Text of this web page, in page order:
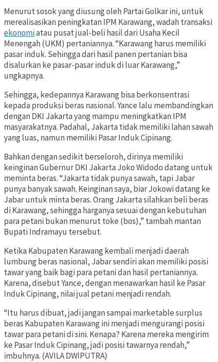
Menurut sosok yang diusung oleh Partai Golkar ini, untuk
merealisasikan peningkatan IPM Karawang, wadah transaksi
ekonomiatau pusat jual-beli hasil dari Usaha Kecil
Menengah (UKM) pertaniannya. “Karawang harus memiliki
pasar induk. Sehingga dari hasil panen pertanian bisa
disalurkan ke pasar-pasar induk di luar Karawang,”
ungkapnya.
Sehingga, kedepannya Karawang bisa berkonsentrasi
kepada produksi beras nasional. Yance lalu membandingkan
dengan DKI Jakarta yang mampu meningkatkan IPM
masyarakatnya. Padahal, Jakarta tidak memiliki lahan sawah
yang luas, namun memiliki Pasar Induk Cipinang.
Bahkan dengan sedikit berseloroh, dirinya memiliki
keinginan Gubernur DKI Jakarta Joko Widodo datang untuk
meminta beras. “Jakarta tidak punya sawah, tapi Jabar
punya banyak sawah. Keinginan saya, biar Jokowi datang ke
Jabar untuk minta beras. Orang Jakarta silahkan beli beras
di Karawang, sehingga harganya sesuai dengan kebutuhan
para petani bukan menurut toke (bos),” tambah mantan
Bupati Indramayu tersebut.
Ketika Kabupaten Karawang kembali menjadi daerah
lumbung beras nasional, Jabar sendiri akan memiliki posisi
tawar yang baik bagi para petani dan hasil pertaniannya.
Karena, disebut Yance, dengan menawarkan hasil ke Pasar
Induk Cipinang, nilai jual petani menjadi rendah.
“Itu harus dibuat, jadi jangan sampai marketable surplus
beras Kabupaten Karawang ini menjadi mengurangi posisi
tawar para petani di sini. Kenapa? Karena mereka mengirim
ke Pasar Induk Cipinang, jadi posisi tawarnya rendah,”
imbuhnya. (AVILA DWIPUTRA)